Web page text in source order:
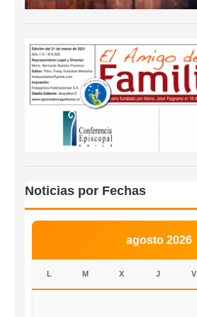
Noticias por Fechas
agosto 2026
L M X J V